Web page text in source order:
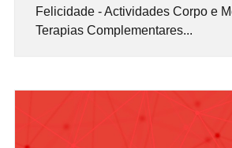
Felicidade - Actividades Corpo e
Terapias Complementares...